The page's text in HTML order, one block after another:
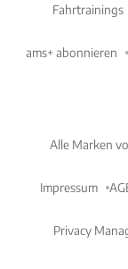
Fahrtrainings
ams+ abonnieren
Alle Marken
Impressum
Privacy